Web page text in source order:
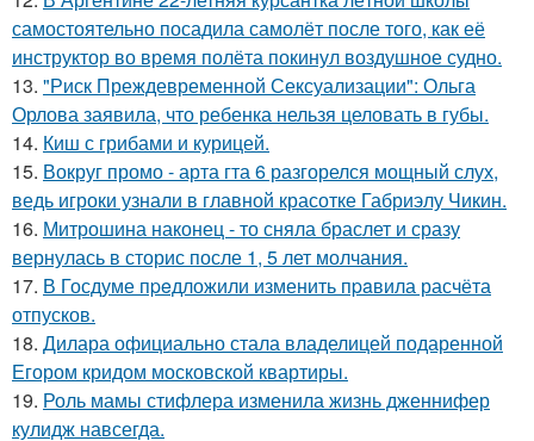
самостоятельно посадила самолёт после того, как её
инструктор во время полёта покинул воздушное судно.
13. "Риск Преждевременной Сексуализации": Ольга
Орлова заявила, что ребенка нельзя целовать в губы.
14. Киш с грибами и курицей.
15. Вокруг промо - арта гта 6 разгорелся мощный слух,
ведь игроки узнали в главной красотке Габриэлу Чикин.
16. Митрошина наконец - то сняла браслет и сразу
вернулась в сторис после 1, 5 лет молчания.
17. В Госдуме пpeдложили изменить пpaвила расчёта
отпусков.
18. Дилара официально стала владелицей подаренной
Егором кридом московской квартиры.
19. Роль мамы стифлера изменила жизнь дженнифер
кулидж навсегда.